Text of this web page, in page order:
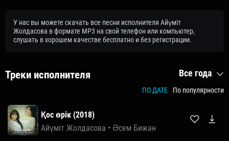
У нас вы можете скачать все песни исполнителя Айүміт
Жолдасова в формате MP3 на свой телефон или компьютер,
слушать в хорошем качестве бесплатно и без регистрации.
Треки исполнителя Все года
ПО ДАТЕ По популярности
Қос өрік (2018)
Айүміт Жолдасова • Әсем Бижан